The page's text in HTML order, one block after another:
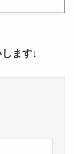
ます↓